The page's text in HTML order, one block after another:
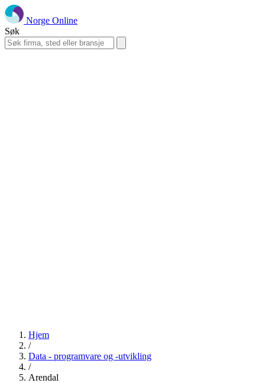
Norge Online
Søk
Hjem
/
Data - programvare og -utvikling
/
Arendal